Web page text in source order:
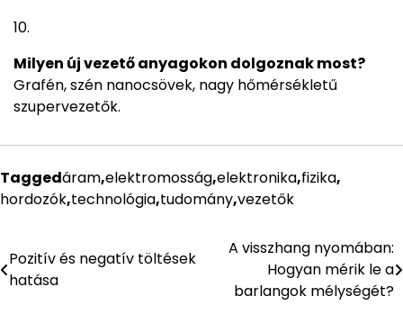
Milyen új vezető anyagokon dolgoznak most?
Grafén, szén nanocsövek, nagy hőmérsékletű
szupervezetők.
Taggedáram,elektromosság,elektronika,fizika,
hordozók,technológia,tudomány,vezetők
Bejegyzés
navigáció
Pozitív és negatív töltések
hatása
A visszhang nyomában:
Hogyan mérik le a
barlangok mélységét?